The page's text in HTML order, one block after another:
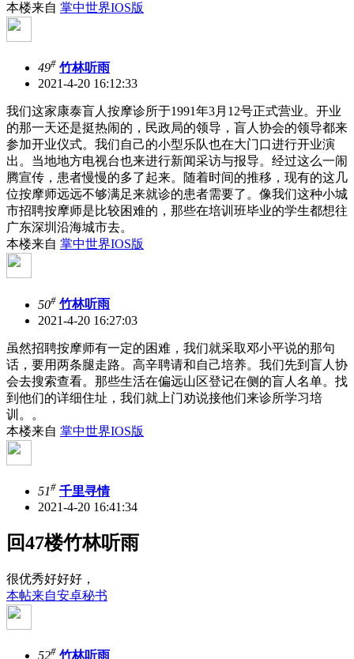
本楼来自 掌中世界IOS版
49# 竹林听雨
2021-4-20 16:12:33
我们这家康泰盲人按摩诊所于1991年3月12号正式营业。开业
的那一天还是挺热闹的，民政局的领导，盲人协会的领导都来
参加开业仪式。我们自己的小型乐队也在大门口进行开业演
出。当地地方电视台也来进行新闻采访与报导。经过这么一闹
腾宣传，患者慢慢的多了起来。随着时间的推移，现有的这几
位按摩师远远不够满足来就诊的患者需要了。像我们这种小城
市招聘按摩师是比较困难的，那些在培训班毕业的学生都想往
广东深圳沿海城市去。
本楼来自 掌中世界IOS版
50# 竹林听雨
2021-4-20 16:27:03
虽然招聘按摩师有一定的困难，我们就采取邓小平说的那句
话，要用两条腿走路。高辛聘请和自己培养。我们先到盲人协
会去搜索查看。那些生活在偏远山区登记在侧的盲人名单。找
到他们的详细住址，我们就上门劝说接他们来诊所学习培
训。。
本楼来自 掌中世界IOS版
51# 千里寻情
2021-4-20 16:41:34
回47楼竹林听雨
很优秀好好好，
本帖来自安卓秘书
52# 竹林听雨